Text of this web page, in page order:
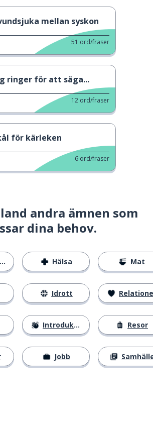
mellan syskon
51 ord/fraser
ringer för att säga...
12 ord/fraser
för kärleken
6 ord/fraser
andra ämnen som
dina behov.
Hälsa
Idrott
Introduktion
Jobb
Mat
Resor